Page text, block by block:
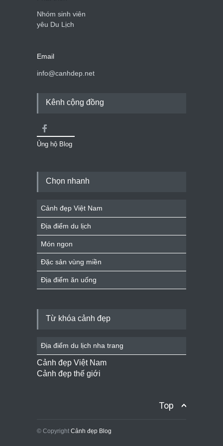
Nhóm sinh viên
yêu Du Lịch
Email
info@canhdep.net
Kênh cộng đồng
Ủng hộ Blog
Chọn nhanh
Cảnh đẹp Việt Nam
Địa điểm du lịch
Món ngon
Đặc sản vùng miền
Địa điểm ăn uống
Từ khóa cảnh đẹp
Địa điểm du lịch nha trang
Cảnh đẹp Việt Nam
Cảnh đẹp thế giới
Top
© Copyright Cảnh đẹp Blog